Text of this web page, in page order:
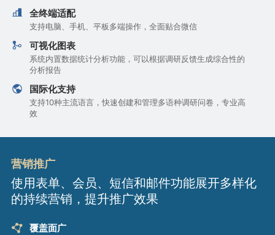
全终端适配
支持电脑、手机、平板多端操作，全面贴合微信
可视化图表
系统内置数据统计分析功能，可以根据调研反馈生成综合性的
分析报告
国际化支持
支持10种主流语言，快速创建和管理多语种调研问卷，专业高
效
营销推广
使用表单、会员、短信和邮件功能展开多样化
的持续营销，提升推广效果
覆盖面广